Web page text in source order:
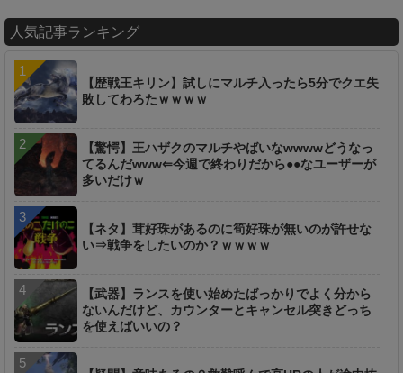
u
e
人気記事ランキング
【歴戦王キリン】試しにマルチ入ったら5分でクエ失
敗してわろたｗｗｗｗ
【驚愕】王ハザクのマルチやばいなwwwwどうなっ
てるんだwww⇐今週で終わりだから●●なユーザーが
多いだけｗ
【ネタ】茸好珠があるのに筍好珠が無いのが許せな
い⇒戦争をしたいのか？ｗｗｗｗ
【武器】ランスを使い始めたばっかりでよく分から
ないんだけど、カウンターとキャンセル突きどっち
を使えばいいの？